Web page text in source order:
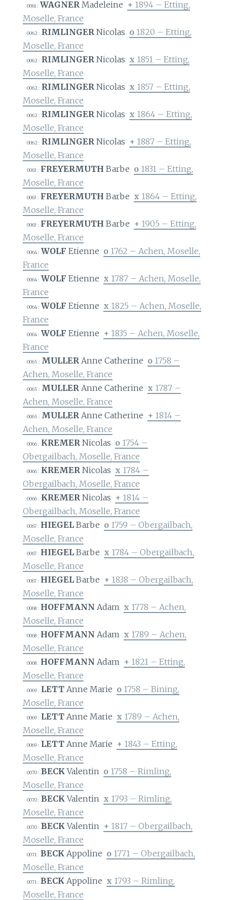
0061 : WAGNER Madeleine + 1894 – Etting,
Moselle, France
0062 : RIMLINGER Nicolas o 1820 – Etting,
Moselle, France
0062 : RIMLINGER Nicolas x 1851 – Etting,
Moselle, France
0062 : RIMLINGER Nicolas x 1857 – Etting,
Moselle, France
0062 : RIMLINGER Nicolas x 1864 – Etting,
Moselle, France
0062 : RIMLINGER Nicolas + 1887 – Etting,
Moselle, France
0063 : FREYERMUTH Barbe o 1831 – Etting,
Moselle, France
0063 : FREYERMUTH Barbe x 1864 – Etting,
Moselle, France
0063 : FREYERMUTH Barbe + 1905 – Etting,
Moselle, France
0064 : WOLF Etienne o 1762 – Achen, Moselle,
France
0064 : WOLF Etienne x 1787 – Achen, Moselle,
France
0064 : WOLF Etienne x 1825 – Achen, Moselle,
France
0064 : WOLF Etienne + 1835 – Achen, Moselle,
France
0065 : MULLER Anne Catherine o 1758 –
Achen, Moselle, France
0065 : MULLER Anne Catherine x 1787 –
Achen, Moselle, France
0065 : MULLER Anne Catherine + 1814 –
Achen, Moselle, France
0066 : KREMER Nicolas o 1754 –
Obergailbach, Moselle, France
0066 : KREMER Nicolas x 1784 –
Obergailbach, Moselle, France
0066 : KREMER Nicolas + 1814 –
Obergailbach, Moselle, France
0067 : HIEGEL Barbe o 1759 – Obergailbach,
Moselle, France
0067 : HIEGEL Barbe x 1784 – Obergailbach,
Moselle, France
0067 : HIEGEL Barbe + 1838 – Obergailbach,
Moselle, France
0068 : HOFFMANN Adam x 1778 – Achen,
Moselle, France
0068 : HOFFMANN Adam x 1789 – Achen,
Moselle, France
0068 : HOFFMANN Adam + 1821 – Etting,
Moselle, France
0069 : LETT Anne Marie o 1758 – Bining,
Moselle, France
0069 : LETT Anne Marie x 1789 – Achen,
Moselle, France
0069 : LETT Anne Marie + 1843 – Etting,
Moselle, France
0070 : BECK Valentin o 1758 – Rimling,
Moselle, France
0070 : BECK Valentin x 1793 – Rimling,
Moselle, France
0070 : BECK Valentin + 1817 – Obergailbach,
Moselle, France
0071 : BECK Appoline o 1771 – Obergailbach,
Moselle, France
0071 : BECK Appoline x 1793 – Rimling,
Moselle, France